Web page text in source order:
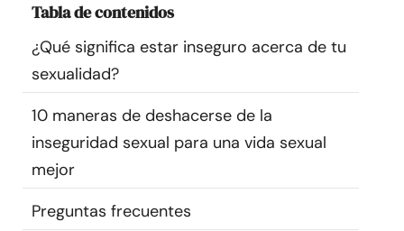
Comunidad
Encuentra un terapeuta
Idioma
Sobre nosotros Contáctanos
Tabla de contenidos
¿Qué significa estar inseguro acerca de tu
sexualidad?
10 maneras de deshacerse de la
inseguridad sexual para una vida sexual
mejor
Preguntas frecuentes